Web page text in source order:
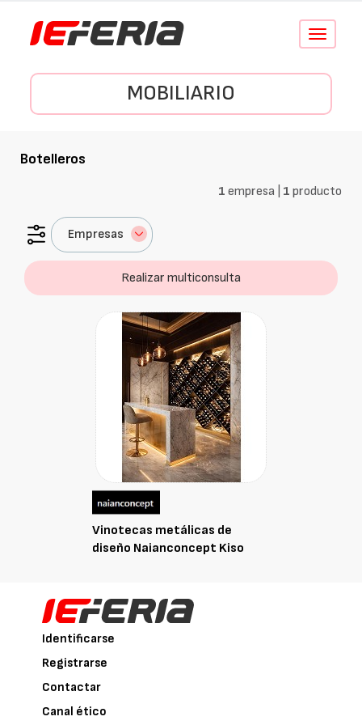
Conmutar
MOBILIARIO
Botelleros
1 empresa | 1 producto
Empresas
Realizar multiconsulta
Vinotecas metálicas de
diseño Naianconcept Kiso
Identificarse
Registrarse
Contactar
Canal ético